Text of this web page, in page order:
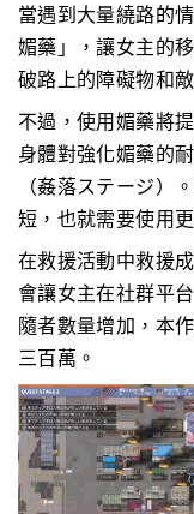
當遇到大量繞路的
媚藥」，讓女主的
破路上的障礙物和
不過，使用媚藥將
身體對強化媚藥的
（姦落ステージ）
短，也就需要使用
在救援活動中救援
會讓女主在社群平
隨者數量增加，本
三百萬。